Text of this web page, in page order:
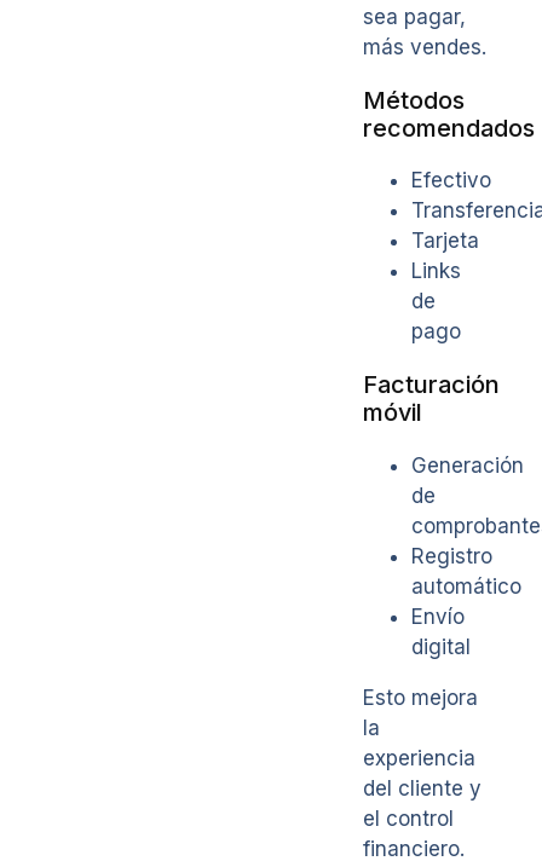
sea pagar,
más vendes.
Métodos
recomendados
Efectivo
Tarjeta
Links
de
pago
Facturación
móvil
Generación
de
Registro
automático
Envío
digital
Esto mejora
la
experiencia
del cliente y
el control
financiero.